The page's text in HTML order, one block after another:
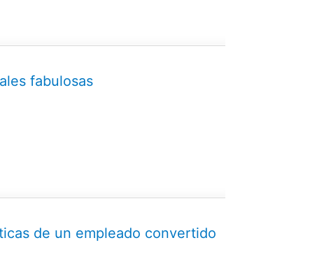
fabulosas
de un empleado convertido